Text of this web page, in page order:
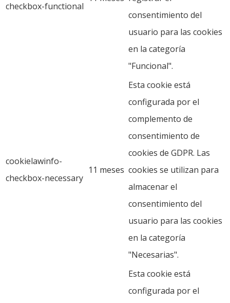
checkbox-functional
consentimiento del
usuario para las cookies
en la categoría
"Funcional".
cookielawinfo-
checkbox-necessary
11 meses
Esta cookie está
configurada por el
complemento de
consentimiento de
cookies de GDPR. Las
cookies se utilizan para
almacenar el
consentimiento del
usuario para las cookies
en la categoría
"Necesarias".
Esta cookie está
configurada por el